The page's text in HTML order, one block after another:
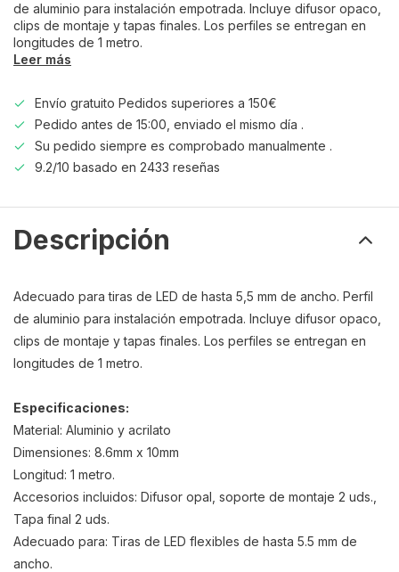
de aluminio para instalación empotrada. Incluye difusor opaco,
clips de montaje y tapas finales. Los perfiles se entregan en
longitudes de 1 metro.
Leer más
Envío gratuito Pedidos superiores a 150€
Pedido antes de 15:00, enviado el mismo día .
Su pedido siempre es comprobado manualmente .
9.2/10 basado en 2433 reseñas
Descripción
Adecuado para tiras de LED de hasta 5,5 mm de ancho. Perfil
de aluminio para instalación empotrada. Incluye difusor opaco,
clips de montaje y tapas finales. Los perfiles se entregan en
longitudes de 1 metro.
Especificaciones:
Material: Aluminio y acrilato
Dimensiones: 8.6mm x 10mm
Longitud: 1 metro.
Accesorios incluidos: Difusor opal, soporte de montaje 2 uds.,
Tapa final 2 uds.
Adecuado para: Tiras de LED flexibles de hasta 5.5 mm de
ancho.